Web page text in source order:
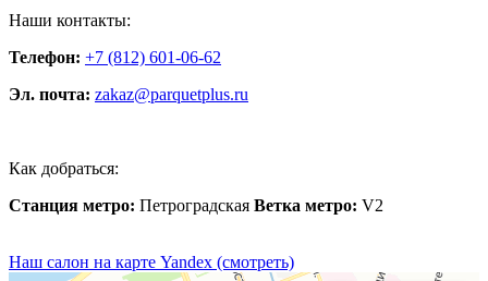
Наши контакты:
Телефон: +7 (812) 601-06-62
Эл. почта: zakaz@parquetplus.ru
Как добраться:
Станция метро: Петроградская Ветка метро: V2
Наш салон на карте Yandex (смотреть)